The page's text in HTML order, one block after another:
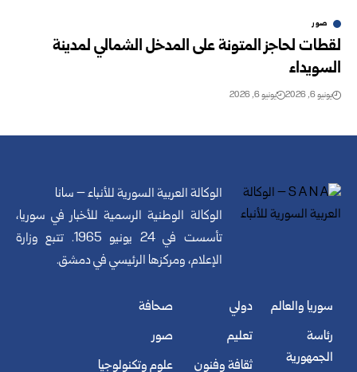
صور
لقطات لحاجز المتونة على المدخل الشمالي لمدينة
السويداء
يونيو 6, 2026 يونيو 6, 2026
الوكالة العربية السورية للأنباء – سانا
الوكالة الوطنية الرسمية للأخبار في سوريا،
تأسست في 24 يونيو 1965. تتبع وزارة
الإعلام، ومركزها الرئيسي في دمشق.
سوريا والعالم
رئاسة
الجمهورية
دولي
تعليم
ثقافة وفنون
صحافة
صور
علوم وتكنولوجيا